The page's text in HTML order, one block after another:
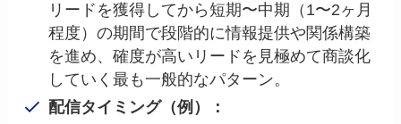
リードを獲得してから短期〜中期（1〜2ヶ月
程度）の期間で段階的に情報提供や関係構築
を進め、確度が高いリードを見極めて商談化
していく最も一般的なパターン。
配信タイミング（例）：